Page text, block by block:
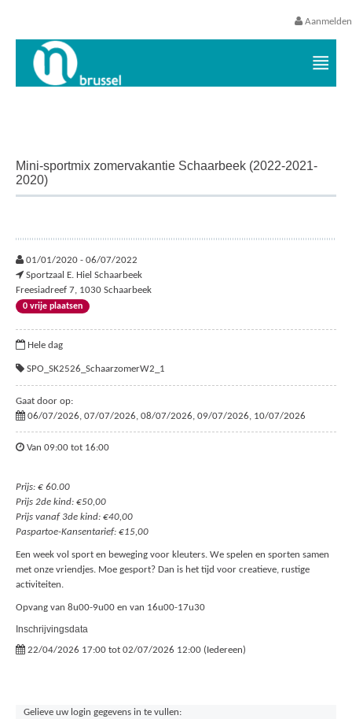
Aanmelden
Mini-sportmix zomervakantie Schaarbeek (2022-2021-
2020)
01/01/2020 - 06/07/2022
Sportzaal E. Hiel Schaarbeek
Freesiadreef 7, 1030 Schaarbeek
0 vrije plaatsen
Hele dag
SPO_SK2526_SchaarzomerW2_1
Gaat door op:
06/07/2026, 07/07/2026, 08/07/2026, 09/07/2026, 10/07/2026
Van 09:00 tot 16:00
Prijs: € 60.00
Prijs 2de kind: €50,00
Prijs vanaf 3de kind: €40,00
Paspartoe-Kansentarief: €15,00
Een week vol sport en beweging voor kleuters. We spelen en sporten samen
met onze vriendjes. Moe gesport? Dan is het tijd voor creatieve, rustige
activiteiten.
Opvang van 8u00-9u00 en van 16u00-17u30
Inschrijvingsdata
22/04/2026 17:00 tot 02/07/2026 12:00 (Iedereen)
Gelieve uw login gegevens in te vullen: